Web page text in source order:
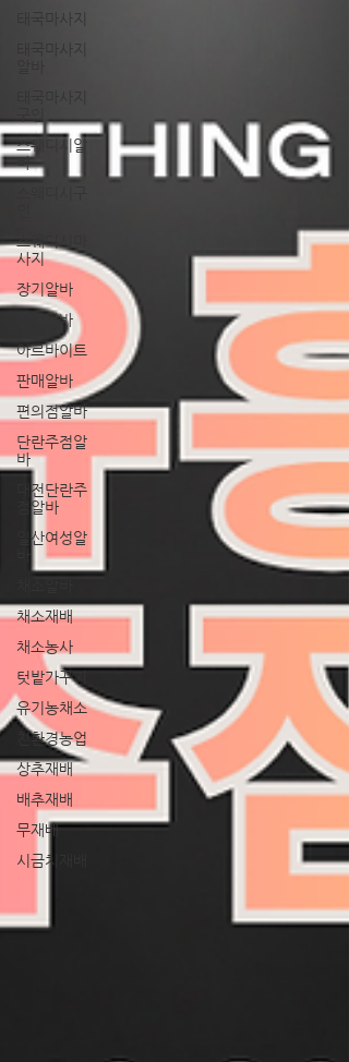
태국마사지
태국마사지
스웨디시알
바
스웨디시마
사지
장기알바
단기알바
아르바이트
판매알바
편의점알바
단란주점알
바
대전단란주
점알바
일산여성알
채소재배
채소농사
텃밭가꾸기
유기농채소
친환경농업
상추재배
배추재배
무재배
시금치재배